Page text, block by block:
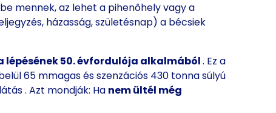
mennek, az lehet a pihenőhely vagy a
házasság, születésnap) a bécsiek
lépésének 50. évfordulója alkalmából. Ez a
65 mmagas ésszenzációs 430 tonnasúlyú
. Azt mondják: Ha nem ültél még